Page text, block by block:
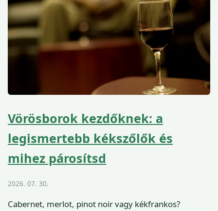
Vörösborok kezdőknek: a
legismertebb kékszőlők és
mihez párosítsd
2026. 07. 30.
Cabernet, merlot, pinot noir vagy kékfrankos?